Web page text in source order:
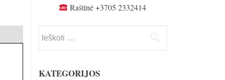
Raštinė +3705 2332414
KATEGORIJOS